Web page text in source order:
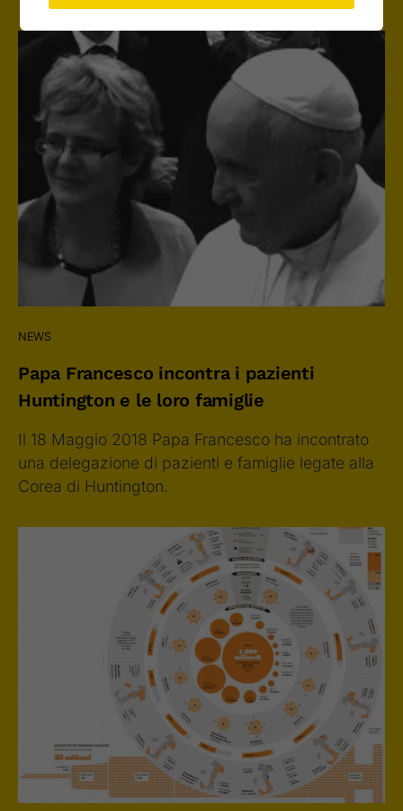
NEWS
Papa Francesco incontra i pazienti
Huntington e le loro famiglie
Il 18 Maggio 2018 Papa Francesco ha incontrato
una delegazione di pazienti e famiglie legate alla
Corea di Huntington.